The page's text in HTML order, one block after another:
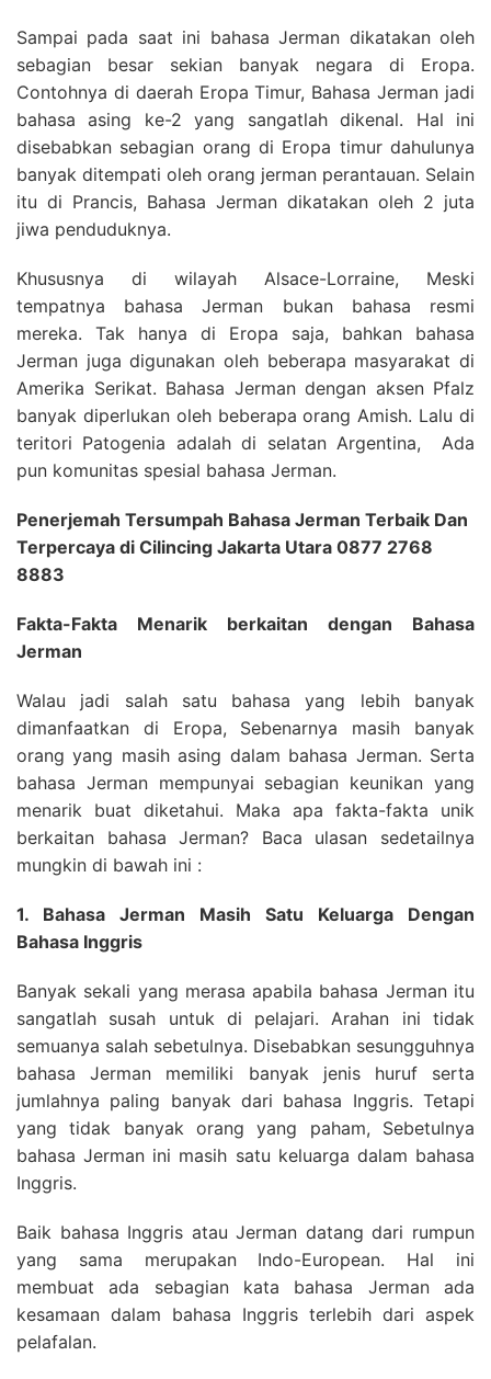
Sampai pada saat ini bahasa Jerman dikatakan oleh
sebagian besar sekian banyak negara di Eropa.
Contohnya di daerah Eropa Timur, Bahasa Jerman jadi
bahasa asing ke-2 yang sangatlah dikenal. Hal ini
disebabkan sebagian orang di Eropa timur dahulunya
banyak ditempati oleh orang jerman perantauan. Selain
itu di Prancis, Bahasa Jerman dikatakan oleh 2 juta
jiwa penduduknya.
Khususnya di wilayah Alsace-Lorraine, Meski
tempatnya bahasa Jerman bukan bahasa resmi
mereka. Tak hanya di Eropa saja, bahkan bahasa
Jerman juga digunakan oleh beberapa masyarakat di
Amerika Serikat. Bahasa Jerman dengan aksen Pfalz
banyak diperlukan oleh beberapa orang Amish. Lalu di
teritori Patogenia adalah di selatan Argentina, Ada
pun komunitas spesial bahasa Jerman.
Penerjemah Tersumpah Bahasa Jerman Terbaik Dan
Terpercaya di Cilincing Jakarta Utara 0877 2768
8883
Fakta-Fakta Menarik berkaitan dengan Bahasa
Jerman
Walau jadi salah satu bahasa yang lebih banyak
dimanfaatkan di Eropa, Sebenarnya masih banyak
orang yang masih asing dalam bahasa Jerman. Serta
bahasa Jerman mempunyai sebagian keunikan yang
menarik buat diketahui. Maka apa fakta-fakta unik
berkaitan bahasa Jerman? Baca ulasan sedetailnya
mungkin di bawah ini :
1. Bahasa Jerman Masih Satu Keluarga Dengan
Bahasa Inggris
Banyak sekali yang merasa apabila bahasa Jerman itu
sangatlah susah untuk di pelajari. Arahan ini tidak
semuanya salah sebetulnya. Disebabkan sesungguhnya
bahasa Jerman memiliki banyak jenis huruf serta
jumlahnya paling banyak dari bahasa Inggris. Tetapi
yang tidak banyak orang yang paham, Sebetulnya
bahasa Jerman ini masih satu keluarga dalam bahasa
Inggris.
Baik bahasa Inggris atau Jerman datang dari rumpun
yang sama merupakan Indo-European. Hal ini
membuat ada sebagian kata bahasa Jerman ada
kesamaan dalam bahasa Inggris terlebih dari aspek
pelafalan.